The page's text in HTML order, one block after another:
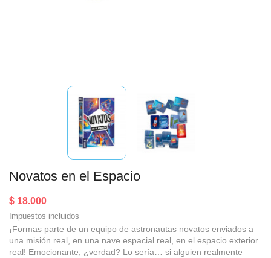
Novatos en el Espacio
$ 18.000
Impuestos incluidos
¡Formas parte de un equipo de astronautas novatos enviados a
una misión real, en una nave espacial real, en el espacio exterior
real! Emocionante, ¿verdad? Lo sería… si alguien realmente